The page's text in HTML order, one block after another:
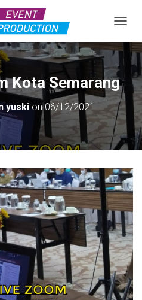
Kota Semarang
yuski on06/12/2021